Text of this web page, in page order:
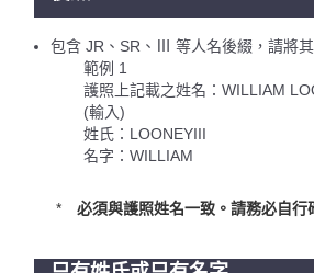
包含 JR、SR、Ⅲ 等人名後綴，請將其
範例 1
護照上記載之姓名：WILLIAM
(輸入)
姓氏：LOONEYIII
名字：WILLIAM
必須與護照姓名一致。請務必自行